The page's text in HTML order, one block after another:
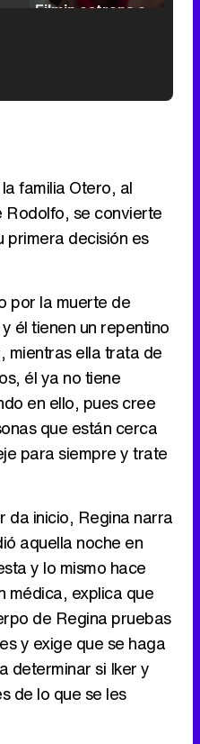
Tráiler de '33 días', la nueva serie de Atresplayer con Julián Villagrán y José Manuel Poga
Tráiler en catalán de 'Ravalear', la nueva serie de HBO Max sobre los fondos buitre
Tráiler de la tercera temporada de 'The Walking Dead: Dead City' de AMC+
Canción ganadora de Eurovisión 2026: DARA con "Bangaranga" por Bulgaria
familia Otero, al
Rodolfo, se convierte
primera decisión es
por la muerte de
él tienen un repentino
mientras ella trata de
él ya no tiene
en ello, pues cree
que están cerca
para siempre y trate
da inicio, Regina narra
aquella noche en
y lo mismo hace
médica, explica que
de Regina pruebas
y exige que se haga
determinar si Iker y
de lo que se les